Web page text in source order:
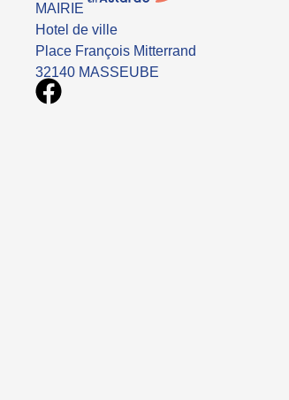
MAIRIE
Hotel de ville
Place François Mitterrand
32140 MASSEUBE